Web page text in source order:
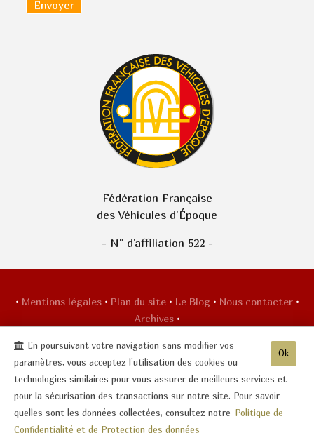
Fédération Française
des Véhicules d'Époque
- N° d'affiliation 522 -
• Mentions légales • Plan du site • Le Blog • Nous contacter •
Archives •
CASTEL AUTOMOBILE CLUB-15 rue Saint
Martin02400CHATEAU-THIERRY
Tél. 06 09 76 85 28
© 2003-2026 CASTEL AUTOMOBILE CLUB -Réalisation enovanet- 7 visiteurs
connectés.
Ok
En poursuivant votre navigation sans modifier vos
paramètres, vous acceptez l'utilisation des cookies ou
technologies similaires pour vous assurer de meilleurs services et
pour la sécurisation des transactions sur notre site. Pour savoir
quelles sont les données collectées, consultez notre
Politique de
Confidentialité et de Protection des données